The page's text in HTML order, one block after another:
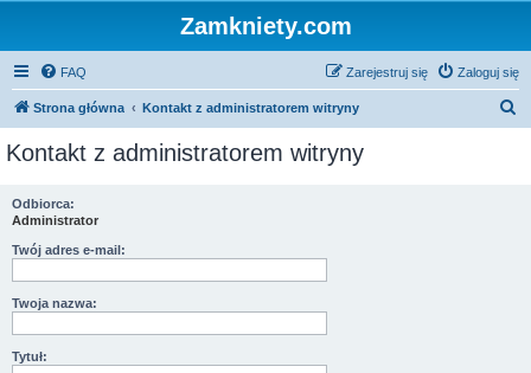
Zamkniety.com
FAQ Zaloguj się
Zarejestruj się
Strona główna Kontakt z administratorem witryny
Kontakt z administratorem witryny
Odbiorca:
Administrator
Twój adres e-mail:
Twoja nazwa:
Tytuł: